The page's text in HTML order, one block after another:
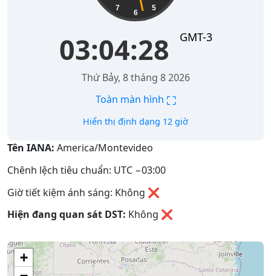
5
6
7
03:04:29 GMT-3
Thứ Bảy, 8 tháng 8 2026
Toàn màn hình ⛶
Hiển thị định dạng 12 giờ
Tên IANA: America/Montevideo
Chênh lệch tiêu chuẩn: UTC −03:00
Giờ tiết kiệm ánh sáng: Không ❌
Hiện đang quan sát DST: Không ❌
+